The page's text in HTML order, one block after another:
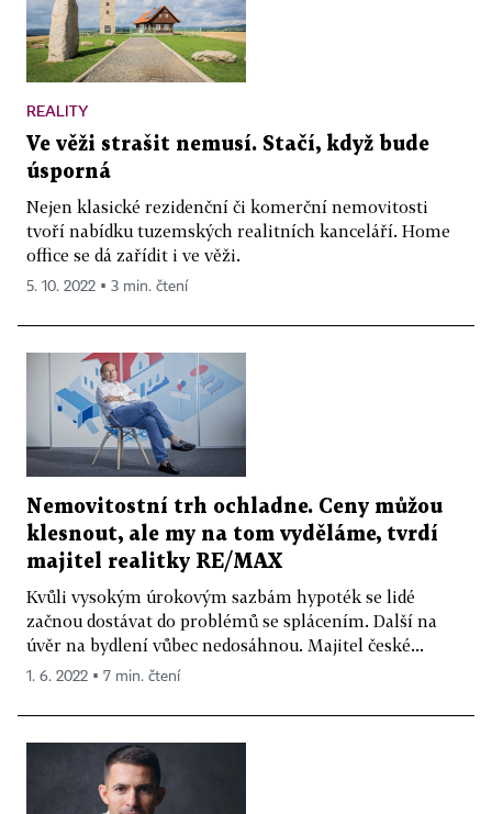
REALITY
Ve věži strašit nemusí. Stačí, když bude
úsporná
Nejen klasické rezidenční či komerční nemovitosti
tvoří nabídku tuzemských realitních kanceláří. Home
office se dá zařídit i ve věži.
5. 10. 2022 ▪ 3 min. čtení
Nemovitostní trh ochladne. Ceny můžou
klesnout, ale my na tom vyděláme, tvrdí
majitel realitky RE/MAX
Kvůli vysokým úrokovým sazbám hypoték se lidé
začnou dostávat do problémů se splácením. Další na
úvěr na bydlení vůbec nedosáhnou. Majitel české...
1. 6. 2022 ▪ 7 min. čtení